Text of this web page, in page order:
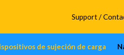
Support /
de sujeción de carga